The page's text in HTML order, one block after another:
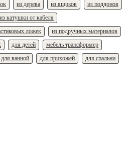
из дерева из ящиков
из поддонов
из катушки от кабеля
ложек
из подручных материалов
для детей
мебель трансформер
для ванной для прихожей для спальни